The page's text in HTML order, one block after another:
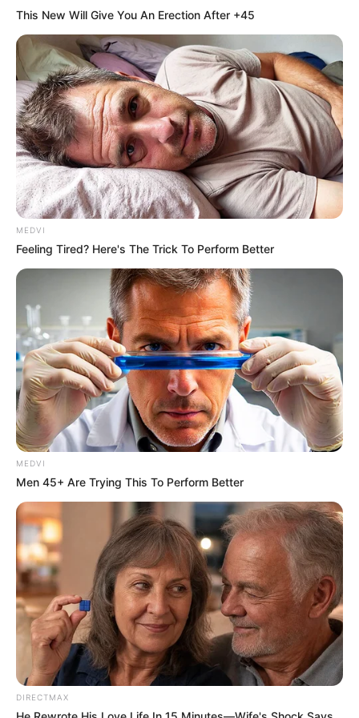
How They Made Little Simba Look So Lifelike in 'The
Lion King'
BRAINBERRIES
10 Epic Failures That Were Completely Preventable
BRAINBERRIES
To Steamy To Stream? Not For The Bridgertons! 9
Must-See Scenes
BRAINBERRIES
This New Will Give You An Erection After +45
MEDVI
Feeling Tired? Here's The Trick To Perform Better
MEDVI
Men 45+ Are Trying This To Perform Better
DIRECTMAX